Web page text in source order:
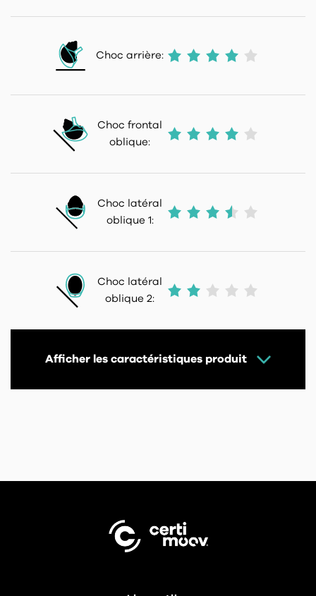
Choc arrière:
Choc frontal
oblique:
Choc latéral
oblique 1:
Choc latéral
oblique 2:
Afficher les caractéristiques produit